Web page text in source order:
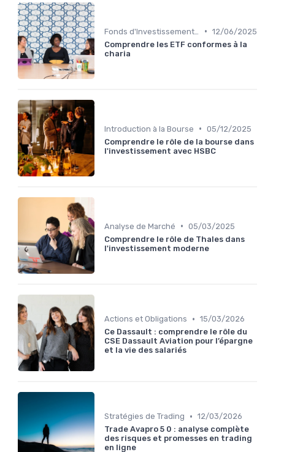
• 12/06/2025
Comprendre les ETF conformes à la
charia
Introduction à la Bourse • 05/12/2025
Comprendre le rôle de la bourse dans
l'investissement avec HSBC
Analyse de Marché • 05/03/2025
Comprendre le rôle de Thales dans
l'investissement moderne
Actions et Obligations • 15/03/2026
Ce Dassault : comprendre le rôle du
CSE Dassault Aviation pour l’épargne
et la vie des salariés
Stratégies de Trading • 12/03/2026
Trade Avapro 5 0 : analyse complète
des risques et promesses en trading
en ligne